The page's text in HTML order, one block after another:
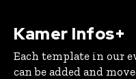
Kamer Infos+
Each template in our
can be added and